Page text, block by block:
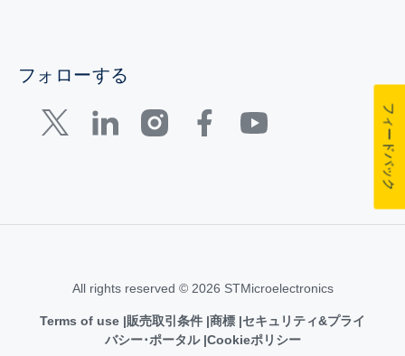
フォローする
All rights reserved © 2026 STMicroelectronics
Terms of use 販売取引条件 商標 セキュリティ&プライ
バシー･ポータル Cookieポリシー
フィードバック